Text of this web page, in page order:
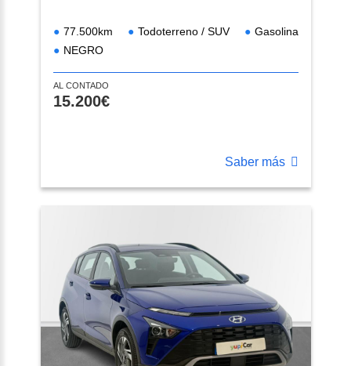
77.500km Todoterreno / SUV
Gasolina
NEGRO
AL CONTADO
15.200€
Saber más